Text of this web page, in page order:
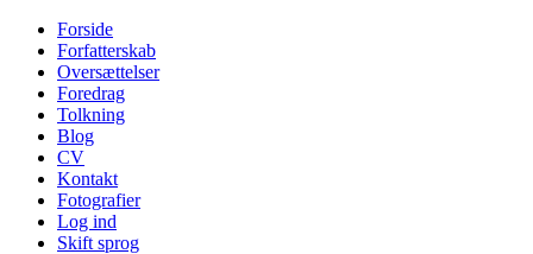
Forside
Forfatterskab
Oversættelser
Foredrag
Tolkning
Blog
CV
Kontakt
Fotografier
Log ind
Skift sprog